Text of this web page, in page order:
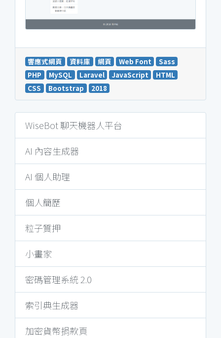
響應式網頁 資料庫 網頁 Web Font
Sass
PHP
MySQL Laravel JavaScript
HTML
CSS
Bootstrap 2018
WiseBot 聊天機器人平台
AI 內容生成器
AI 個人助理
個人簡歷
粒子質押
小畫家
密碼管理系統 2.0
索引典生成器
加密貨幣捐款頁